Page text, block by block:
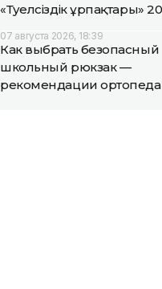
«Тәуелсіздік ұрпақтары»
07 августа 2026, 18:39
Как выбрать безопасный
школьный рюкзак —
рекомендации ортопеда